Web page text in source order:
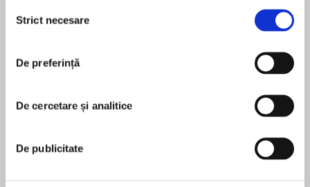
consimțământului
Strict necesare
De preferință
De cercetare și analitice
De publicitate
Dale Brown, whose books live on the New York
Vince Flynn, Brad Thor, and other superstars of
the military adventure genre—triumphs again
with Rogue Forces. A riveting and relentlessly
exciting thriller, Rogue Forces explores a timely
În acest moment nu există recenzii
Dale Brown
Dale Brown is theNew York Timesbestselling
author of numerous books, fromFlight of the Old